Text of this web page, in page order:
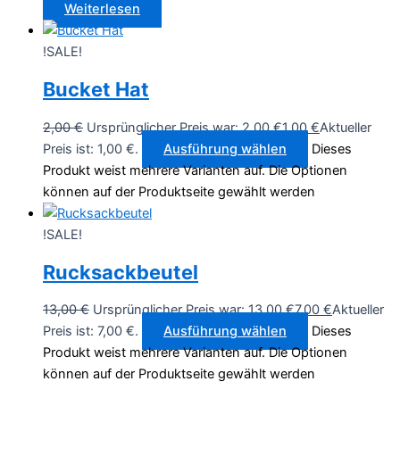
Weiterlesen
!SALE!
Bucket Hat
2,00€ Ursprünglicher Preis war: 2,00 €1,00€Aktueller
Preis ist: 1,00 €.
Ausführung wählen
Dieses
Produkt weist mehrere Varianten auf. Die Optionen
können auf der Produktseite gewählt werden
!SALE!
Rucksackbeutel
13,00€ Ursprünglicher Preis war: 13,00 €7,00 €Aktueller
Preis ist: 7,00 €.
Ausführung wählen
Dieses
Produkt weist mehrere Varianten auf. Die Optionen
können auf der Produktseite gewählt werden